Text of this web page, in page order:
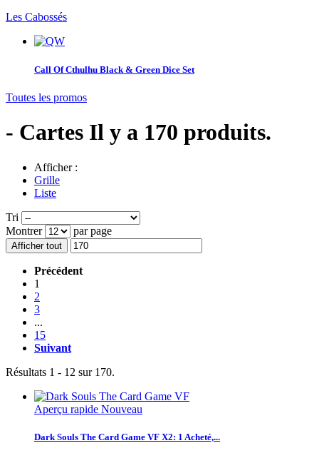
Les Cabossés
Call Of Cthulhu Black & Green Dice Set
Toutes les promos
- Cartes Il y a 170 produits.
Afficher :
Grille
Liste
Tri
Montrer
par page
Afficher tout
Précédent
1
2
3
...
15
Suivant
Résultats 1 - 12 sur 170.
Aperçu rapide Nouveau
Dark Souls The Card Game VF X2: 1 Acheté,...